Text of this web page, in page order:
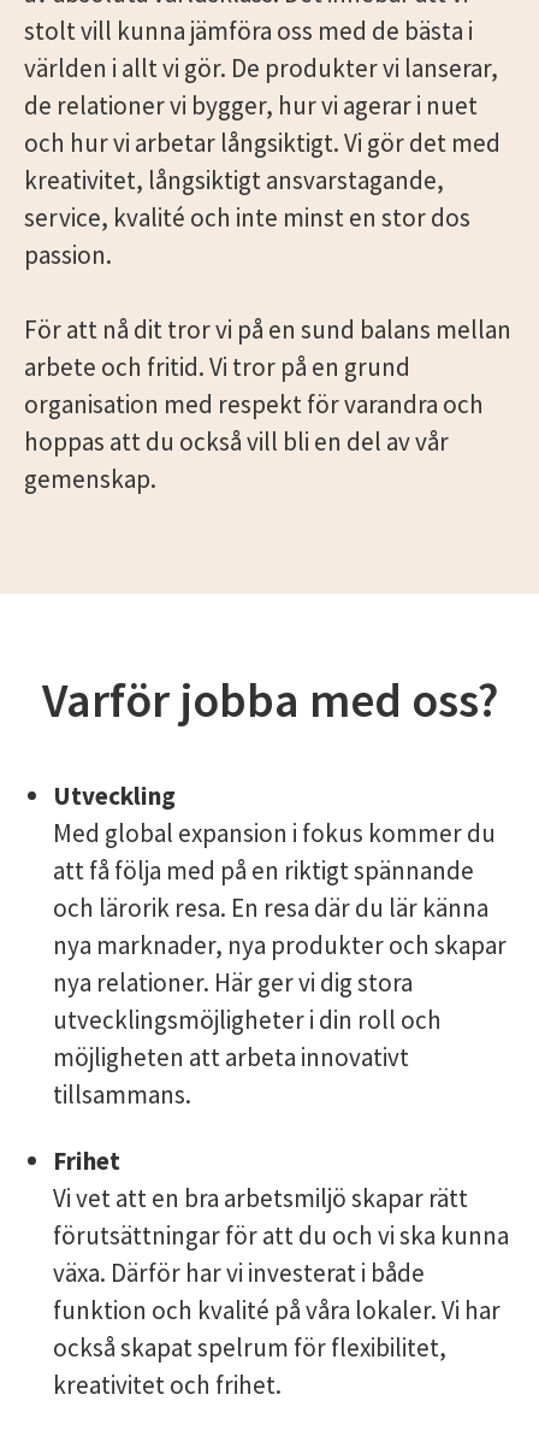
stolt vill kunna jämföra oss med de bästa i
världen i allt vi gör. De produkter vi lanserar,
de relationer vi bygger, hur vi agerar i nuet
och hur vi arbetar långsiktigt. Vi gör det med
kreativitet, långsiktigt ansvarstagande,
service, kvalité och inte minst en stor dos
passion.
För att nå dit tror vi på en sund balans mellan
arbete och fritid. Vi tror på en grund
organisation med respekt för varandra och
hoppas att du också vill bli en del av vår
gemenskap.
Varför jobba med oss?
Utveckling
Med global expansion i fokus kommer du
att få följa med på en riktigt spännande
och lärorik resa. En resa där du lär känna
nya marknader, nya produkter och skapar
nya relationer. Här ger vi dig stora
utvecklingsmöjligheter i din roll och
möjligheten att arbeta innovativt
tillsammans.
Frihet
Vi vet att en bra arbetsmiljö skapar rätt
förutsättningar för att du och vi ska kunna
växa. Därför har vi investerat i både
funktion och kvalité på våra lokaler. Vi har
också skapat spelrum för flexibilitet,
kreativitet och frihet.